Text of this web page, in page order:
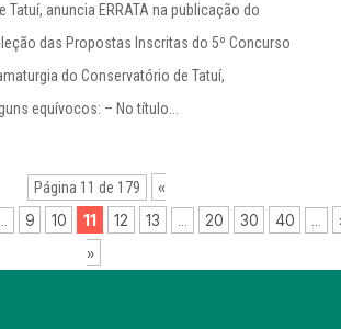
Tatuí, anuncia ERRATA na publicação do
das Propostas Inscritas do 5º Concurso
do Conservatório de Tatuí,
equívocos: – No título...
Página 11 de 179
«
9 10 11 12 13 20 30 40
»